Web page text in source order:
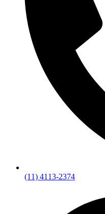
(11) 4113-2374